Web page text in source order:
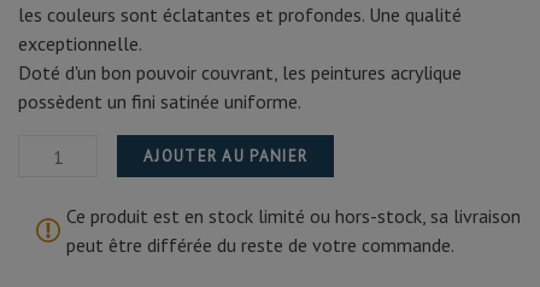
les couleurs sont éclatantes et profondes. Une qualité
exceptionnelle.
Doté d'un bon pouvoir couvrant, les peintures acrylique
possèdent un fini satinée uniforme.
AJOUTER AU PANIER
Ce produit est en stock limité ou hors-stock, sa livraison
peut être différée du reste de votre commande.